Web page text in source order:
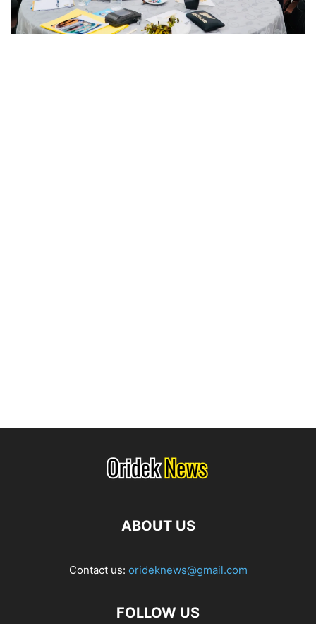
ABOUT US
Contact us: orideknews@gmail.com
FOLLOW US